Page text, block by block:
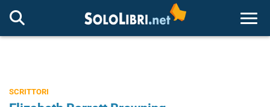
SCRITTORI